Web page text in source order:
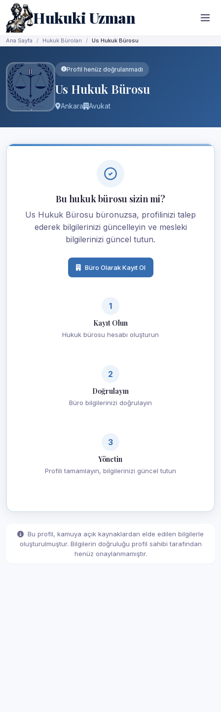
Hukuki Uzman
Ana Sayfa Hukuk Büroları Us Hukuk Bürosu
Profil henüz doğrulanmadı
Us Hukuk Bürosu
Ankara Avukat
Bu hukuk bürosu sizin mi?
Us Hukuk Bürosu büronuzsa, profilinizi talep
ederek bilgilerinizi güncelleyin ve mesleki
bilgilerinizi güncel tutun.
Büro Olarak Kayıt Ol
1
Kayıt Olun
Hukuk bürosu hesabı oluşturun
2
Doğrulayın
Büro bilgilerinizi doğrulayın
3
Yönetin
Profili tamamlayın, bilgilerinizi güncel tutun
Bu profil, kamuya açık kaynaklardan elde edilen bilgilerle
oluşturulmuştur. Bilgilerin doğruluğu profil sahibi tarafından
henüz onaylanmamıştır.